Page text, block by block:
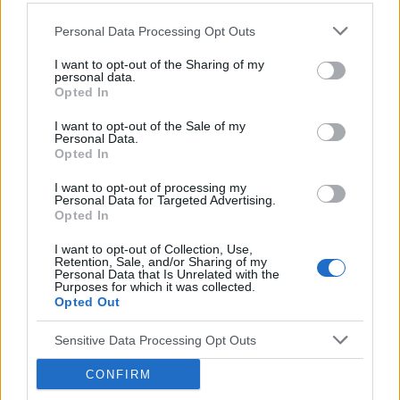
Personal Data Processing Opt Outs
I want to opt-out of the Sharing of my
personal data.
Opted In
I want to opt-out of the Sale of my
Personal Data.
Opted In
I want to opt-out of processing my
Personal Data for Targeted Advertising.
Opted In
I want to opt-out of Collection, Use,
Retention, Sale, and/or Sharing of my
Personal Data that Is Unrelated with the
Purposes for which it was collected.
Opted Out
Sensitive Data Processing Opt Outs
CONFIRM
POWIĄZANE ARTYKUŁY